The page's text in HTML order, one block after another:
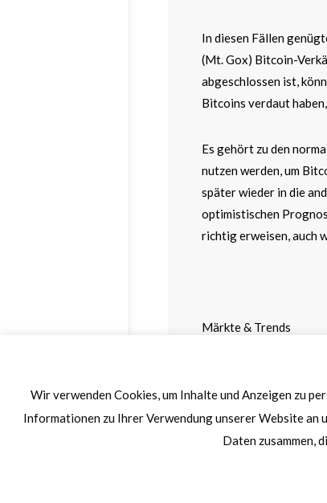
In diesen Fällen
(Mt. Gox) Bitcoin-
abgeschlossen ist,
Bitcoins verdaut
Es gehört zu den
nutzen werden, um
später wieder in die
optimistischen
richtig erweisen, auch
Märkte & Trends
Wir verwenden Cookies, um Inhalte und Anzeigen zu
Informationen zu Ihrer Verwendung unserer Website
Daten zusammen,